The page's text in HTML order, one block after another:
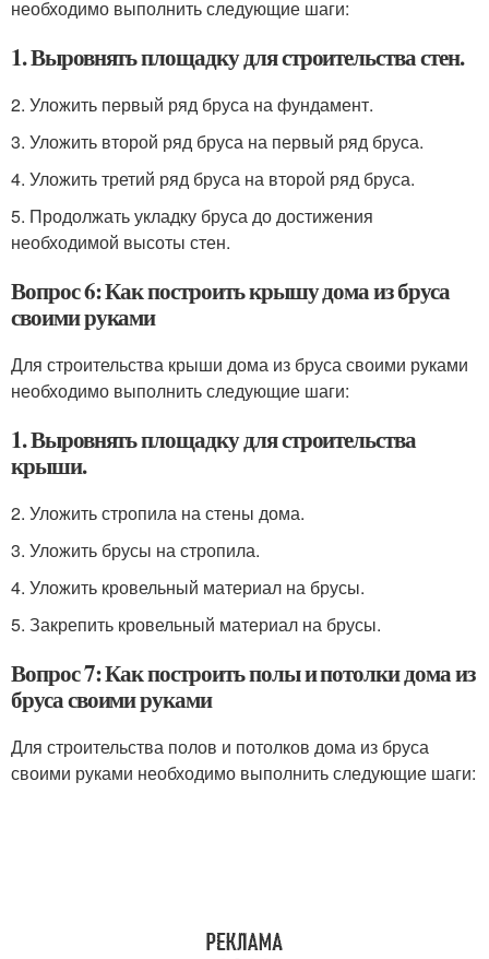
необходимо выполнить следующие шаги:
1. Выровнять площадку для строительства стен.
2. Уложить первый ряд бруса на фундамент.
3. Уложить второй ряд бруса на первый ряд бруса.
4. Уложить третий ряд бруса на второй ряд бруса.
5. Продолжать укладку бруса до достижения
необходимой высоты стен.
Вопрос 6: Как построить крышу дома из бруса
своими руками
Для строительства крыши дома из бруса своими руками
необходимо выполнить следующие шаги:
1. Выровнять площадку для строительства
крыши.
2. Уложить стропила на стены дома.
3. Уложить брусы на стропила.
4. Уложить кровельный материал на брусы.
5. Закрепить кровельный материал на брусы.
Вопрос 7: Как построить полы и потолки дома из
бруса своими руками
Для строительства полов и потолков дома из бруса
своими руками необходимо выполнить следующие шаги: